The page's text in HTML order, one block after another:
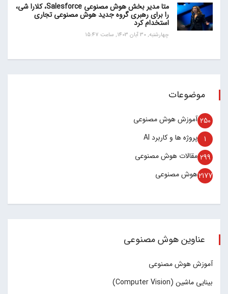
متا مدیر بخش هوش مصنوعی Salesforce، کلارا شی،
را برای رهبری گروه جدید هوش مصنوعی تجاری
استخدام کرد
چهارشنبه, 30 آبان 1403, ساعت 15:47
موضوعات
آموزش هوش مصنوعی 250
پروژه ها و کاربرد AI 1
مقالات هوش مصنوعی 299
هوش مصنوعی2177
عناوین هوش مصنوعی
آموزش هوش مصنوعی
بینایی ماشین (Computer Vision)